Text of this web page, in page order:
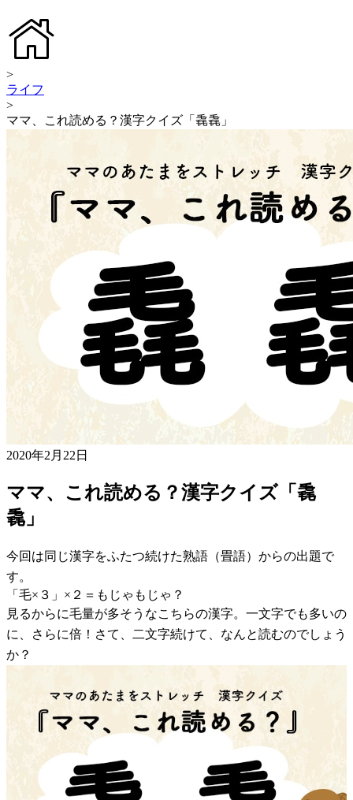
>
ライフ
>
ママ、これ読める？漢字クイズ「毳毳」
2020年2月22日
ママ、これ読める？漢字クイズ「毳
毳」
今回は同じ漢字をふたつ続けた熟語（畳語）からの出題で
す。
「毛×３」×２＝もじゃもじゃ？
見るからに毛量が多そうなこちらの漢字。一文字でも多いの
に、さらに倍！さて、二文字続けて、なんと読むのでしょう
か？